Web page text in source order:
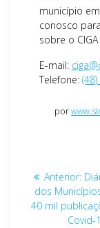
município
conosco
sobre o
E-mail:
Telefone:
por
de
Anterior:
dos
40 mil
Covid-